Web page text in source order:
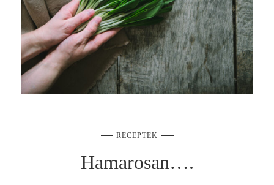
RECEPTEK
Hamarosan….